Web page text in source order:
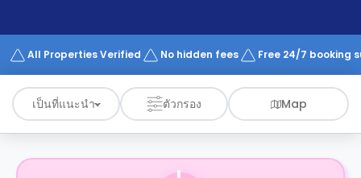
Works
All Properties Verified No hidden fees Free 24/7 booking
เป็นที่แนะนำ ตัวกรอง Map